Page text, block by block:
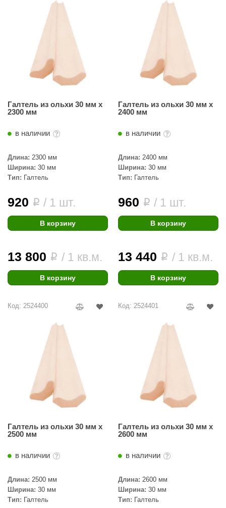
Галтель из ольхи 30 мм х
2300 мм
в наличии
Длина: 2300 мм
Ширина: 30 мм
Тип: Галтель
920 i / 1 шт.
В корзину
13 800 i / 1 кв.м.
В корзину
Галтель из ольхи 30 мм х
2400 мм
в наличии
Длина: 2400 мм
Ширина: 30 мм
Тип: Галтель
960 i / 1 шт.
В корзину
13 440 i / 1 кв.м.
В корзину
Код: 2524400
Галтель из ольхи 30 мм х
2500 мм
в наличии
Длина: 2500 мм
Ширина: 30 мм
Тип: Галтель
Код: 2524401
Галтель из ольхи 30 мм х
2600 мм
в наличии
Длина: 2600 мм
Ширина: 30 мм
Тип: Галтель